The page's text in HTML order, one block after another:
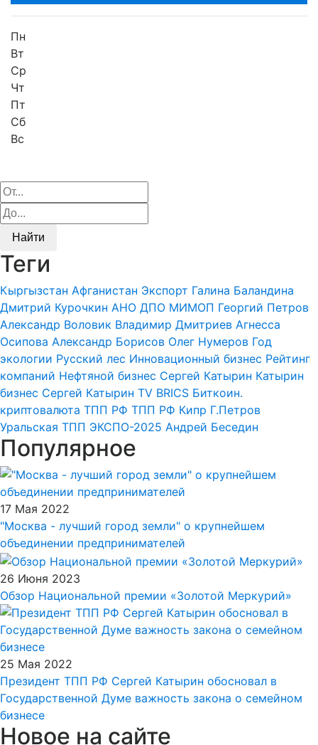
Пн
Вт
Ср
Чт
Пт
Сб
Вс
Найти
Теги
Кыргызстан Афганистан Экспорт Галина Баландина
Дмитрий Курочкин АНО ДПО МИМОП Георгий Петров
Александр Воловик Владимир Дмитриев Агнесса
Осипова Александр Борисов Олег Нумеров Год
экологии Русский лес Инновационный бизнес Рейтинг
компаний Нефтяной бизнес Сергей Катырин Катырин
бизнес Сергей Катырин TV BRICS Биткоин.
криптовалюта ТПП РФ ТПП РФ Кипр Г.Петров
Уральская ТПП ЭКСПО-2025 Андрей Беседин
Популярное
17 Мая 2022
"Москва - лучший город земли" о крупнейшем
объединении предпринимателей
26 Июня 2023
Обзор Национальной премии «Золотой Меркурий»
25 Мая 2022
Президент ТПП РФ Сергей Катырин обосновал в
Государственной Думе важность закона о семейном
бизнесе
Новое на сайте